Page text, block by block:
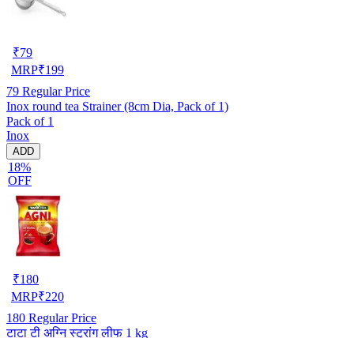
₹79
MRP₹199
79 Regular Price
Inox round tea Strainer (8cm Dia, Pack of 1)
Pack of 1
Inox
ADD
18%
OFF
₹180
MRP₹220
180 Regular Price
टाटा टी अग्नि स्ट्रांग लीफ 1 kg